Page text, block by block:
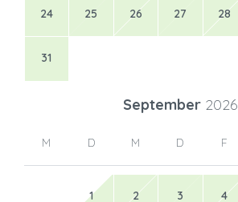
24 25 26 27 28
31
September 2026
M D M D F
1 2 3 4